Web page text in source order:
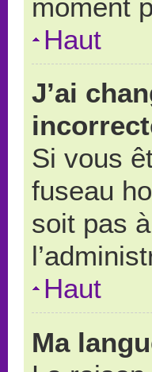
moment
Haut
J’ai
Si vous
fuseau
soit pas
Haut
Ma